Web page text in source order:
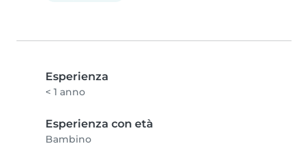
Esperienza
< 1 anno
Esperienza con età
Bambino